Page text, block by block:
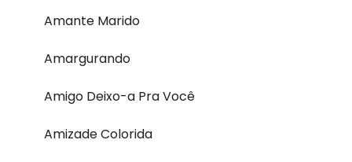
Amante Marido
Amargurando
Amigo Deixo-a Pra Você
Amizade Colorida